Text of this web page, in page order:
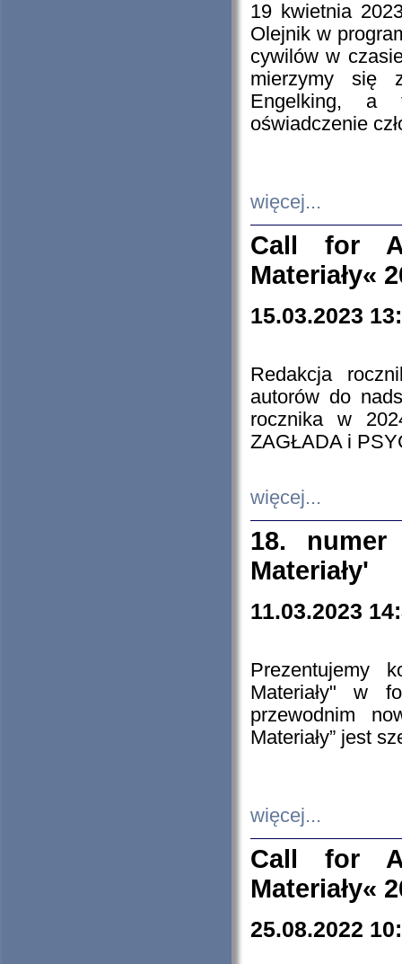
19 kwietnia
Olejnik w
cywilów w
mierzymy się
Engelking, a
oświadczenie
więcej...
Call for
Materiały«
15.03.2023
Redakcja
autorów do
rocznika w
ZAGŁADA i
więcej...
18. numer
Materiały'
11.03.2023
Prezentujemy
Materiały" w
przewodnim
Materiały” jest
więcej...
Call for
Materiały«
25.08.2022